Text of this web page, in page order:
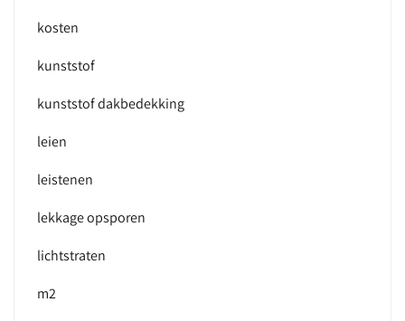
kosten
kunststof
kunststof dakbedekking
leien
leistenen
lekkage opsporen
lichtstraten
m2